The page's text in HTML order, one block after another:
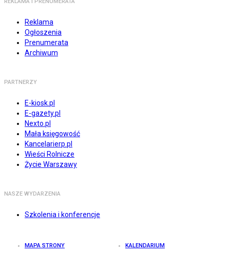
Reklama
Ogłoszenia
Prenumerata
Archiwum
PARTNERZY
E-kiosk.pl
E-gazety.pl
Nexto.pl
Mała księgowość
Kancelarierp.pl
Wieści Rolnicze
Życie Warszawy
NASZE WYDARZENIA
Szkolenia i konferencje
MAPA STRONY KALENDARIUM